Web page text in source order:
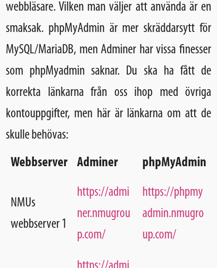
webbläsare. Vilken man väljer att använda är en
smaksak. phpMyAdmin är mer skräddarsytt för
MySQL/MariaDB, men Adminer har vissa finesser
som phpMyadmin saknar. Du ska ha fått de
korrekta länkarna från oss ihop med övriga
kontouppgifter, men här är länkarna om att de
skulle behövas:
Webbserver Adminer phpMyAdmin
NMUs
webbserver 1
https://admi
ner.nmugrou
p.com/
https://phpmy
admin.nmugro
up.com/